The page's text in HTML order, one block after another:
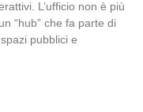
L’ufficio non è più
“hub” che fa parte di
pubblici e